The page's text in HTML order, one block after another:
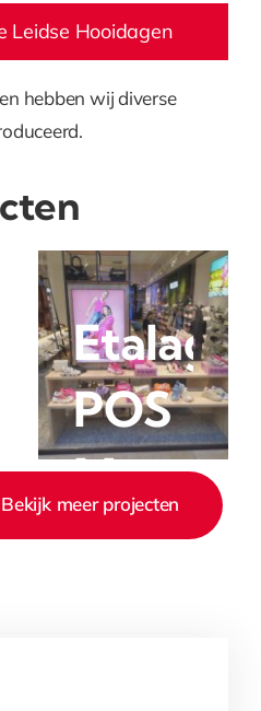
Leidse Hooidagen
hebben wij diverse
Etalage
POS
Voor
Bekijk meer projecten